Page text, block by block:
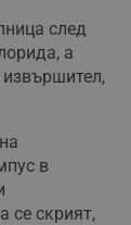
след
а
в
се скрият,